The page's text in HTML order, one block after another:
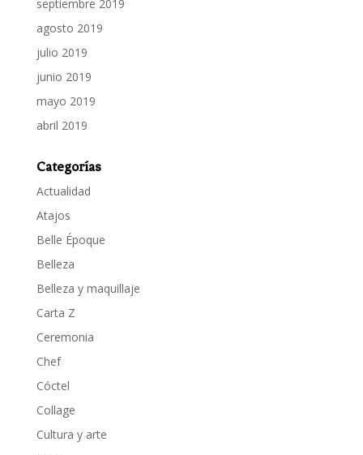
septiembre 2019
agosto 2019
julio 2019
junio 2019
mayo 2019
abril 2019
Categorías
Actualidad
Atajos
Belle Époque
Belleza
Belleza y maquillaje
Carta Z
Ceremonia
Chef
Cóctel
Collage
Cultura y arte